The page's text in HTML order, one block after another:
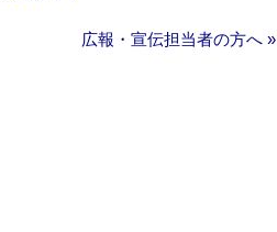
広報・宣伝担当者の方へ »